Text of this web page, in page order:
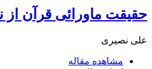
حقیقت ماورائی قرآن از
علی نصیری
مشاهده مقاله